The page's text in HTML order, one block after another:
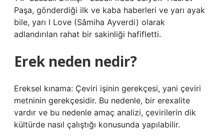
Paşa, gönderdiği ilk ve kaba haberleri ve yarı ayak
bile, yarı I Love (Sâmiha Ayverdi) olarak
adlandırılan rahat bir sakinliği hafifletti.
Erek neden nedir?
Ereksel kınama: Çeviri işinin gerekçesi, yani çeviri
metninin gerekçesidir. Bu nedenle, bir erexalite
vardır ve bu nedenle amaç analizi, çevirilerin dik
kültürde nasıl çalıştığı konusunda yapılabilir.